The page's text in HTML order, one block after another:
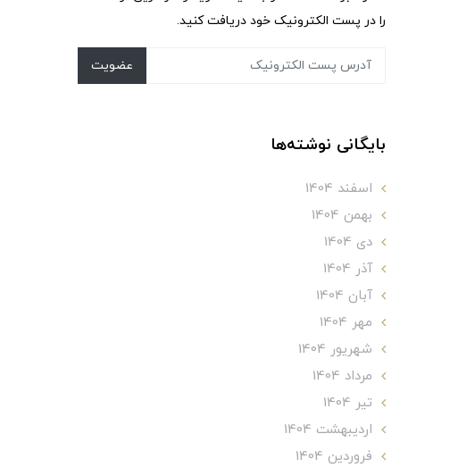
را در پست الکترونیک خود دریافت کنید.
عضویت
بایگانی نوشته‌ها
اسفند 1404
بهمن 1404
دی 1404
آذر 1404
آبان 1404
مهر 1404
شهریور 1404
مرداد 1404
تير 1404
ارديبهشت 1404
فروردین 1404